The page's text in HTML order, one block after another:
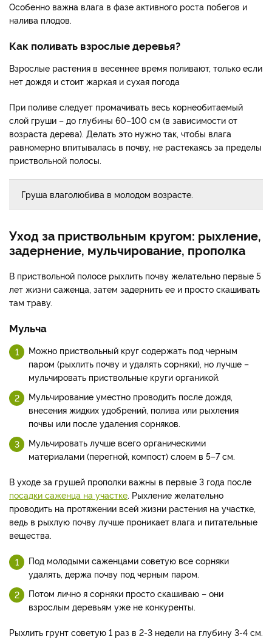
Особенно важна влага в фазе активного роста побегов и
налива плодов.
Как поливать взрослые деревья?
Взрослые растения в весеннее время поливают, только если
нет дождя и стоит жаркая и сухая погода
При поливе следует промачивать весь корнеобитаемый
слой груши – до глубины 60–100 см (в зависимости от
возраста дерева). Делать это нужно так, чтобы влага
равномерно впитывалась в почву, не растекаясь за пределы
приствольной полосы.
Груша влаголюбива в молодом возрасте.
Уход за приствольным кругом: рыхление,
задернение, мульчирование, прополка
В приствольной полосе рыхлить почву желательно первые 5
лет жизни саженца, затем задернить ее и просто скашивать
там траву.
Мульча
Можно приствольный круг содержать под черным
паром (рыхлить почву и удалять сорняки), но лучше –
мульчировать приствольные круги органикой.
Мульчирование уместно проводить после дождя,
внесения жидких удобрений, полива или рыхления
почвы или после удаления сорняков.
Мульчировать лучше всего органическими
материалами (перегной, компост) слоем в 5–7 см.
В уходе за грушей прополки важны в первые 3 года после
посадки саженца на участке. Рыхление желательно
проводить на протяжении всей жизни растения на участке,
ведь в рыхлую почву лучше проникает влага и питательные
вещества.
Под молодыми саженцами советую все сорняки
удалять, держа почву под черным паром.
Потом лично я сорняки просто скашиваю – они
взрослым деревьям уже не конкуренты.
Рыхлить грунт советую 1 раз в 2-3 недели на глубину 3-4 см.